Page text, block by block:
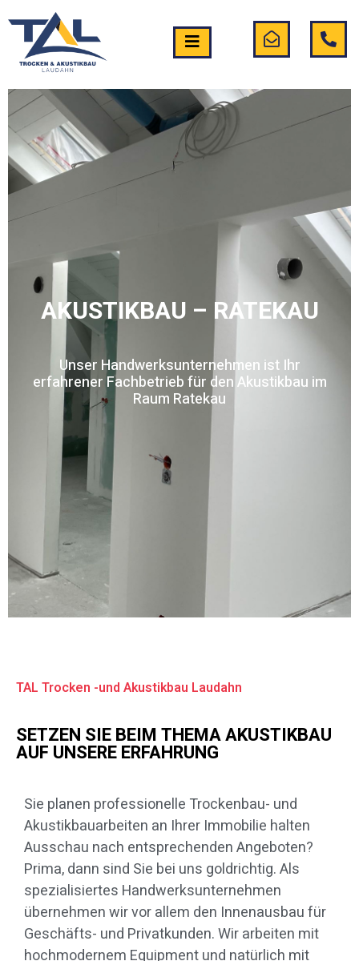
AKUSTIKBAU – RATEKAU
Unser Handwerksunternehmen ist Ihr
erfahrener Fachbetrieb für den Akustikbau im
Raum Ratekau
TAL Trocken -und Akustikbau Laudahn
SETZEN SIE BEIM THEMA AKUSTIKBAU
AUF UNSERE ERFAHRUNG
Sie planen professionelle Trockenbau- und
Akustikbauarbeiten an Ihrer Immobilie halten
Ausschau nach entsprechenden Angeboten?
Prima, dann sind Sie bei uns goldrichtig. Als
spezialisiertes Handwerksunternehmen
übernehmen wir vor allem den Innenausbau für
Geschäfts- und Privatkunden. Wir arbeiten mit
hochmodernem Equipment und natürlich mit